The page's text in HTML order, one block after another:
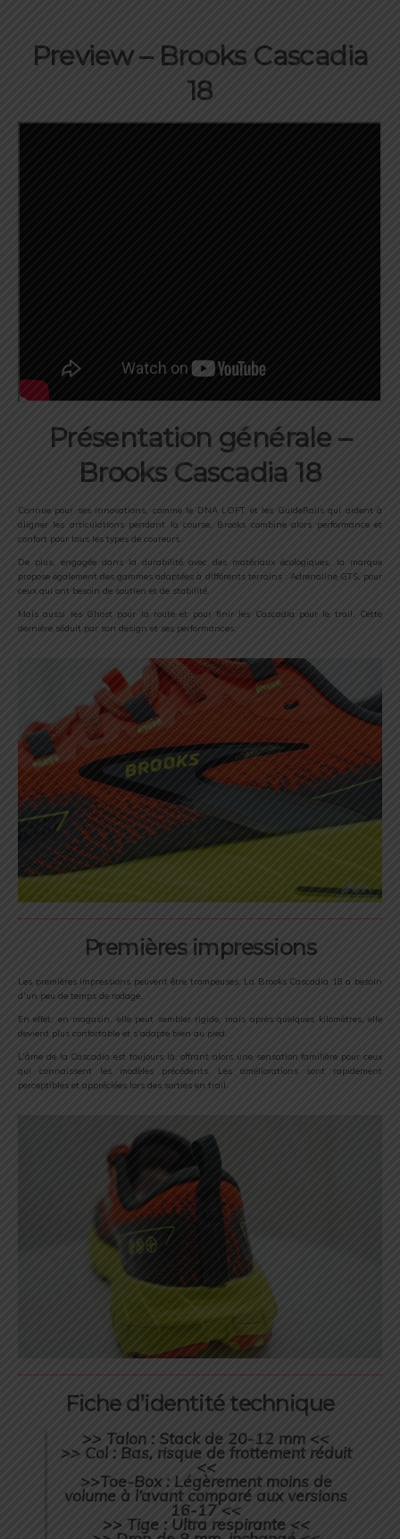
Preview – Brooks Cascadia
18
Présentation générale –
Brooks Cascadia 18
Connue pour ses innovations, comme le DNA LOFT et les GuideRails qui aident à
aligner les articulations pendant la course, Brooks combine alors performance et
confort pour tous les types de coureurs.
De plus, engagée dans la durabilité avec des matériaux écologiques, la marque
propose également des gammes adaptées à différents terrains : Adrenaline GTS, pour
ceux qui ont besoin de soutien et de stabilité.
Mais aussi les Ghost pour la route et pour finir les Cascadia pour le trail. Cette
dernière séduit par son design et ses performances.
Premières impressions
Les premières impressions peuvent être trompeuses. La Brooks Cascadia 18 a besoin
d’un peu de temps de rodage.
En effet, en magasin, elle peut sembler rigide, mais après quelques kilomètres, elle
devient plus confortable et s’adapte bien au pied.
L’âme de la Cascadia est toujours là, offrant alors une sensation familière pour ceux
qui connaissent les modèles précédents. Les améliorations sont rapidement
perceptibles et appréciées lors des sorties en trail.
Fiche d’identité technique
>> Talon : Stack de 20-12 mm <<
>> Col : Bas, risque de frottement réduit
<<
>>Toe-Box : Légèrement moins de
volume à l’avant comparé aux versions
16-17 <<
>> Tige : Ultra respirante <<